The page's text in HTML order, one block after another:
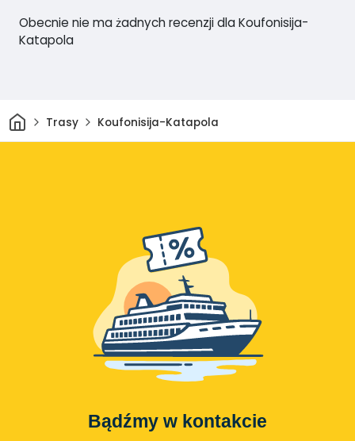
Obecnie nie ma żadnych recenzji dla Koufonisija-
Katapola
DomTrasy Koufonisija-Katapola
Bądźmy w kontakcie